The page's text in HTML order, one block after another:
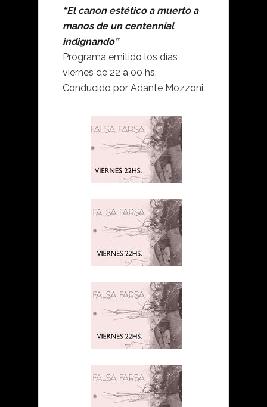
“El canon estético a muerto a
manos de un centennial
indignando”
Programa emitido los días
viernes de 22 a 00 hs.
Conducido por Adante Mozzoni.